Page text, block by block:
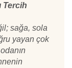
Tercih
sağa, sola
yayan çok